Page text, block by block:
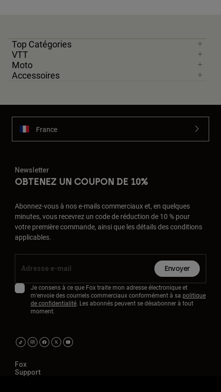
Top Catégories
VTT
Moto
Accessoires
France
Newsletter
OBTENEZ UN COUPON DE 10%
Abonnez-vous à nos e-mails commerciaux et, en quelques
minutes, vous recevrez un code de réduction de 10 % pour
votre première commande, ainsi que les détails des conditions
applicables.
Envoyer
Je consens à ce que Fox traite mon adresse électronique et
m'envoie des courriels commerciaux conformément à sa politique
de confidentialité. Les abonnés peuvent se désabonner à tout
moment.
Fox
Support